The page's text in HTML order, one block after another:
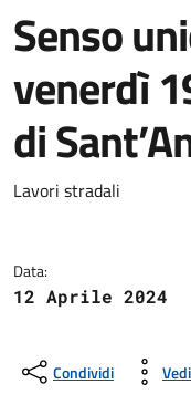
Senso
venerdì
di
Dettagli
Lavori stradali
Data:
12 Aprile 2024
Condividi